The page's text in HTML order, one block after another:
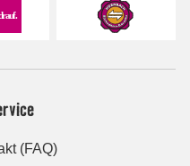
(FAQ)